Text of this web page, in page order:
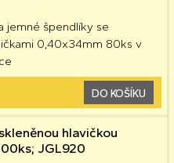
jemné špendlíky se
0,40x34mm 80ks v
DO KOŠÍKU
hlavičkou
JGL920